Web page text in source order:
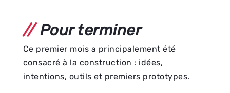
Pour terminer
Ce premier mois a principalement été
consacré à la construction : idées,
intentions, outils et premiers prototypes.